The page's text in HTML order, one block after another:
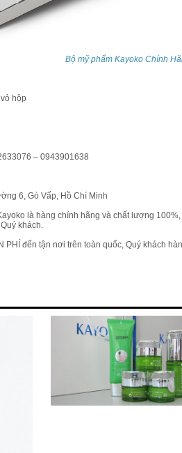
Bộ mỹ phẩm Kayoko Chính
hộp
– 0943901638
6, Gò Vấp, Hồ Chí Minh
là hàng chính hãng và chất lượng
khách.
PHÍ đến tận nơi trên toàn quốc, Quý khách